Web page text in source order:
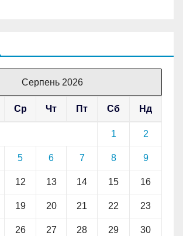
Серпень 2026
Ср Чт Пт Сб Нд
1 2
5 6 7 8 9
12 13 14 15 16
19 20 21 22 23
26 27 28 29 30